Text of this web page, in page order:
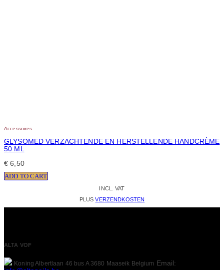
Accessoires
GLYSOMED VERZACHTENDE EN HERSTELLENDE HANDCRÈME
50 ML
€ 6,50
ADD TO CART
INCL. VAT
PLUSVERZENDKOSTEN
ALTA VOF
Koning Albertlaan 46 bus A 3680 Maaseik Belgium Email: